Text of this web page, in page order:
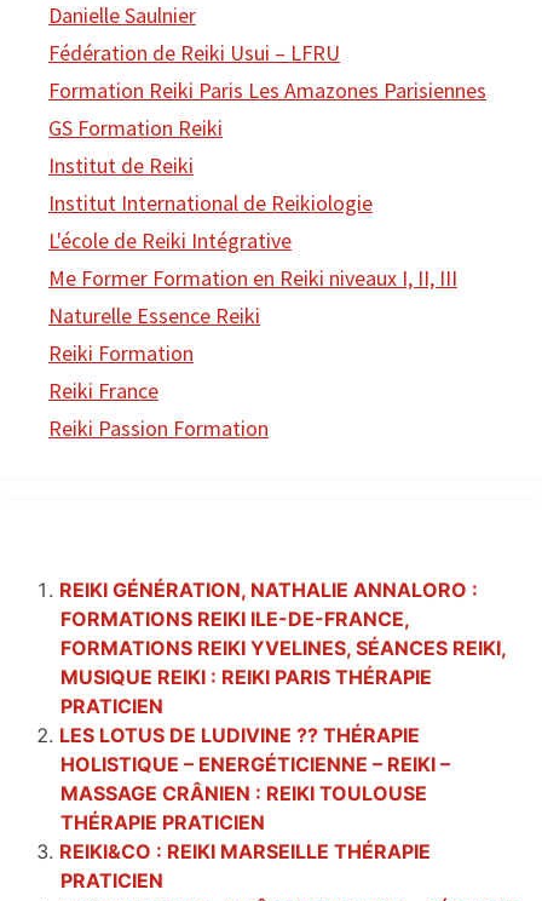
Danielle Saulnier
Fédération de Reiki Usui – LFRU
Formation Reiki Paris Les Amazones Parisiennes
GS Formation Reiki
Institut de Reiki
Institut International de Reikiologie
L'école de Reiki Intégrative
Me Former Formation en Reiki niveaux I, II, III
Naturelle Essence Reiki
Reiki Formation
Reiki France
Reiki Passion Formation
REIKI GÉNÉRATION, NATHALIE ANNALORO :
FORMATIONS REIKI ILE-DE-FRANCE,
FORMATIONS REIKI YVELINES, SÉANCES REIKI,
MUSIQUE REIKI : REIKI PARIS THÉRAPIE
PRATICIEN
LES LOTUS DE LUDIVINE ?? THÉRAPIE
HOLISTIQUE – ENERGÉTICIENNE – REIKI –
MASSAGE CRÂNIEN : REIKI TOULOUSE
THÉRAPIE PRATICIEN
REIKI&CO : REIKI MARSEILLE THÉRAPIE
PRATICIEN